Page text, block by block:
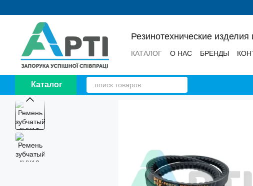
Резинотехнические
КАТАЛОГ О НАС БРЕНДЫ
Каталог